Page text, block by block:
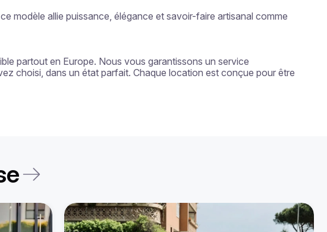
modèle allie puissance, élégance et savoir-faire artisanal comme
partout en Europe. Nous vous garantissons un service
choisi, dans un état parfait. Chaque location est conçue pour être